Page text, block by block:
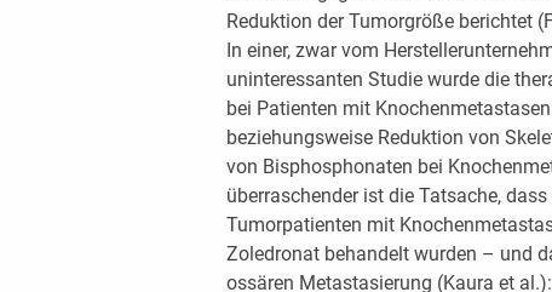
Reduktion der Tumorgröße berichtet
In einer, zwar vom
uninteressanten Studie wurde die
bei Patienten mit
beziehungsweise Reduktion von
von Bisphosphonaten bei
überraschender ist die Tatsache,
Tumorpatienten mit
Zoledronat behandelt wurden – und
ossären Metastasierung (Kaura et